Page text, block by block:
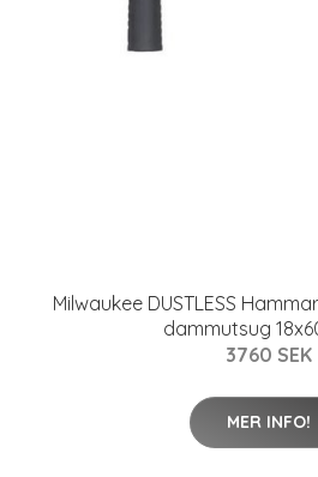
Milwaukee DUSTLESS
dammutsug
3760 SEK
MER INFO!